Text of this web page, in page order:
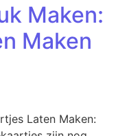
Maken:
Maken
Laten Maken: